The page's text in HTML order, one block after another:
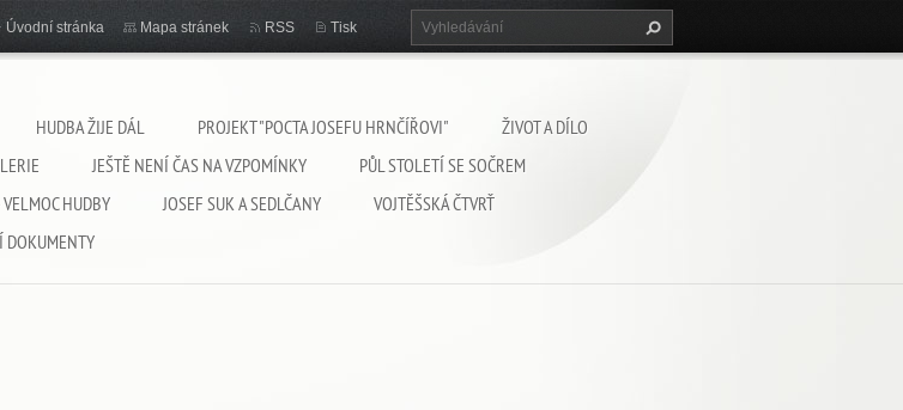
HUDBA ŽIJE DÁL PROJEKT "POCTA JOSEFU HRNČÍŘOVI"
ŽIVOT A DÍLO
JEŠTĚ NENÍ ČAS NA VZPOMÍNKY
PŮL STOLETÍ SE SOČREM
HUDBY
JOSEF SUK A SEDLČANY
VOJTĚŠSKÁ ČTVRŤ
DOKUMENTY
Úvodní stránka Mapa stránek RSS Tisk